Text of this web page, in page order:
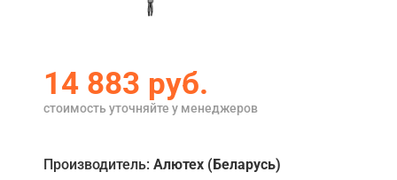
Сервис
О компании
14 883 руб.
стоимость уточняйте у менеджеров
Производитель: Алютех (Беларусь)